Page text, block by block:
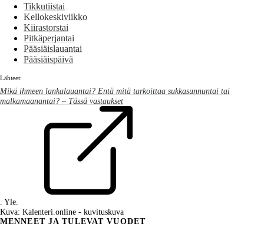
Tikkutiistai
Kellokeskiviikko
Kiirastorstai
Pitkäperjantai
Pääsiäislauantai
Pääsiäispäivä
Lähteet:
Mikä ihmeen lankalauantai? Entä mitä tarkoittaa sukkasunnuntai tai
malkamaanantai? – Tässä vastaukset
. Yle.
Kuva: Kalenteri.online - kuvituskuva
MENNEET JA TULEVAT VUODET